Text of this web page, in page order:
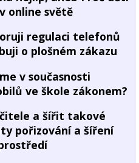
online světě
regulaci telefonů
o plošném zákazu
v současnosti
ve škole zákonem?
a šířit takové
pořizování a šíření